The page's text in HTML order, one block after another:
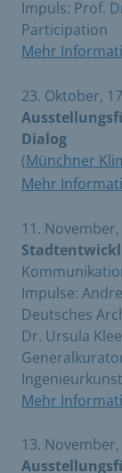
Impuls: Prof.
Participation
Mehr
23. Oktober,
Dialog
(Münchner
Mehr
11.
Impulse:
Deutsches
Dr. Ursula
Mehr
13.